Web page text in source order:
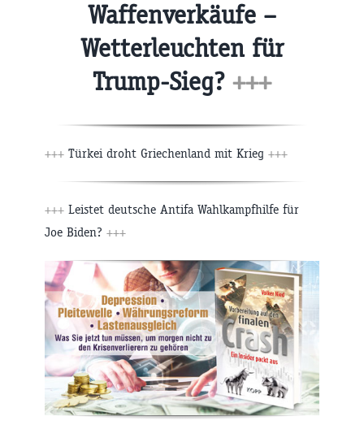
Waffenverkäufe –
Wetterleuchten für
Trump-Sieg? +++
+++ Türkei droht Griechenland mit Krieg +++
+++ Leistet deutsche Antifa Wahlkampfhilfe für
Joe Biden? +++